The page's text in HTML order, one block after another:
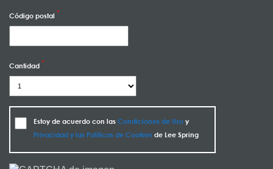
Código postal
Cantidad
Estoy de acuerdo con las Condiciones de Usoy
Privacidad y las Políticas de Cookiesde Lee Spring